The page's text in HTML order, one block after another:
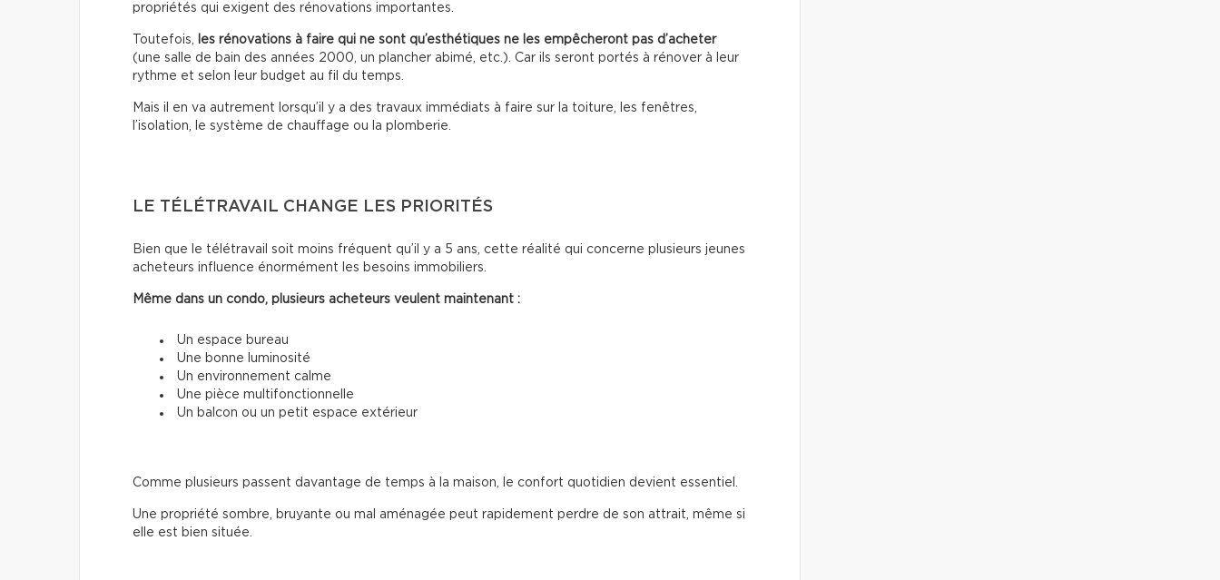
propriétés qui exigent des rénovations importantes.
Toutefois, les rénovations à faire qui ne sont qu’esthétiques ne les empêcheront pas d’acheter
(une salle de bain des années 2000, un plancher abimé, etc.). Car ils seront portés à rénover à leur
rythme et selon leur budget au fil du temps.
Mais il en va autrement lorsqu’il y a des travaux immédiats à faire sur la toiture, les fenêtres,
l’isolation, le système de chauffage ou la plomberie.
LE TÉLÉTRAVAIL CHANGE LES PRIORITÉS
Bien que le télétravail soit moins fréquent qu’il y a 5 ans, cette réalité qui concerne plusieurs jeunes
acheteurs influence énormément les besoins immobiliers.
Même dans un condo, plusieurs acheteurs veulent maintenant :
Un espace bureau
Une bonne luminosité
Un environnement calme
Une pièce multifonctionnelle
Un balcon ou un petit espace extérieur
Comme plusieurs passent davantage de temps à la maison, le confort quotidien devient essentiel.
Une propriété sombre, bruyante ou mal aménagée peut rapidement perdre de son attrait, même si
elle est bien située.